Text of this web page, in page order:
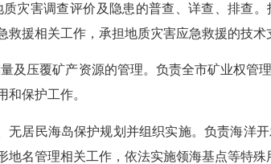
灾害调查评价及隐患的普查、详查、排查
援相关工作，承担地质灾害应急救援的技术
压覆矿产资源的管理。负责全市矿业权管理
保护工作。
民海岛保护规划并组织实施。负责海洋开
名管理相关工作，依法实施领海基点等特殊